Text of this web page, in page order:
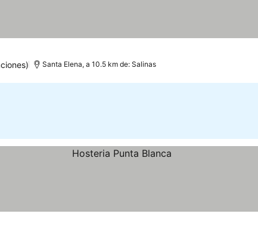
Santa Elena, a 10.5 km de: Salinas